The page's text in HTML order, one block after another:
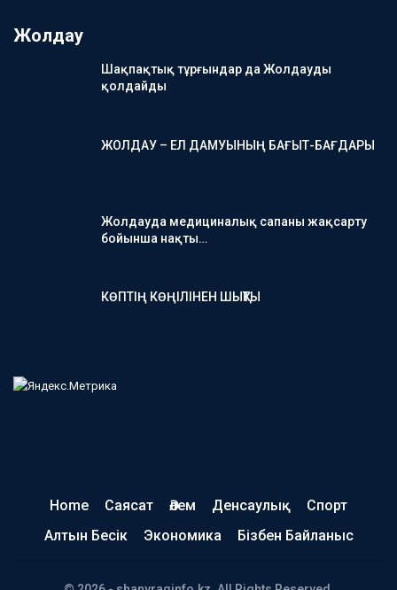
Жолдау
Шақпақтық тұрғындар да Жолдауды
қолдайды
ЖОЛДАУ – ЕЛ ДАМУЫНЫҢ БАҒЫТ-БАҒДАРЫ
Жолдауда медициналық сапаны жақсарту
бойынша нақты…
КӨПТІҢ КӨҢІЛІНЕН ШЫҚТЫ
Home Саясат Әлем Денсаулық
Спорт
Алтын Бесік
Экономика Бізбен Байланыс